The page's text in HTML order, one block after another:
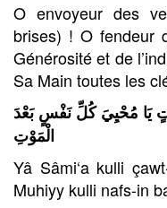
O envoyeur des
brises) ! O fendeur
Générosité et de
Sa Main toutes les
يَا مُحْيِيَ كُلِّ نَفْسٍ بَعْدَ
الْمَوْتِ
Yâ Sâmi‘a kulli
Muhiyy kulli nafs-in